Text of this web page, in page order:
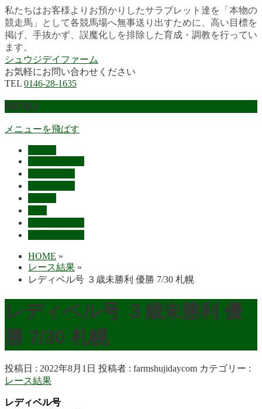
私たちはお客様よりお預かりしたサラブレット達を「本物の
競走馬」として各競馬場へ無事送り出すために、高い目標を
掲げ、手抜かず、誤魔化しを排除した育成・調教を行ってい
ます。
シュウジデイファーム
お気軽にお問い合わせください
TEL 0146-28-1635
MENU
メニューを飛ばす
HOME »
レース結果 »
レディベル号 ３歳未勝利 優勝 7/30 札幌
レディベル号 ３歳未勝利 優
勝 7/30 札幌
投稿日 : 2022年8月1日 投稿者 : farmshujidaycom カテゴリー :
レース結果
レディベル号